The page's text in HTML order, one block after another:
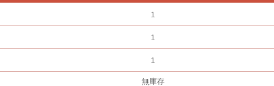
1
1
1
無庫存